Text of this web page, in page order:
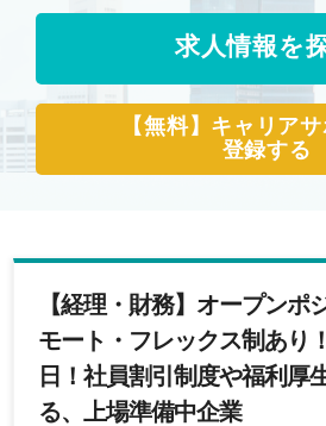
求人情報を
【無料】キャリア
登録する
【経理・財務】オープンポ
モート・フレックス制あり
日！社員割引制度や福利厚
る、上場準備中企業